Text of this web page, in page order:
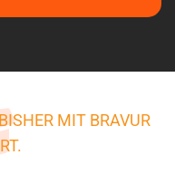
MIT BRAVUR